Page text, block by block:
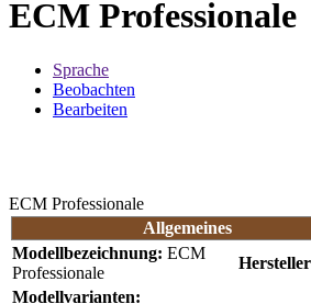
ECM Professionale
Sprache
Beobachten
Bearbeiten
ECM Professionale
Allgemeines
Modellbezeichnung: ECM
Professionale
Modellvarianten: